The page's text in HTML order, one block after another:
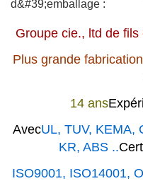
d&#39;emballage :
Groupe cie., ltd de
Plus grande
14 ans
AvecUL, TUV, KEMA,
KR, ABS ..
ISO9001, ISO14001,